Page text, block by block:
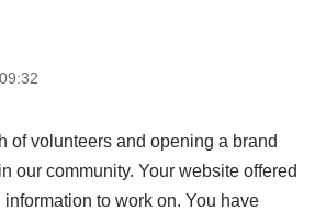
of volunteers and opening a brand
our community. Your website offered
information to work on. You have